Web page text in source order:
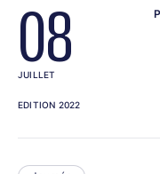
08
JUILLET
EDITION 2022